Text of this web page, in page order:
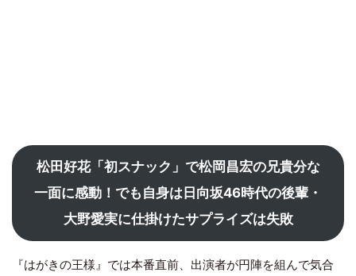
松田好花「初スナック」で松岡昌宏の兄貴分な
一面に感動！でも自身は日向坂46時代の後輩・
大野愛実に仕掛けたサプライズは失敗
『はがきの王様』では本番直前、出演者が円陣を組んで気合